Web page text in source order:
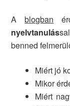
Ablogban
nyelvtanulás
benned
Miért jó
Mikor
Miért